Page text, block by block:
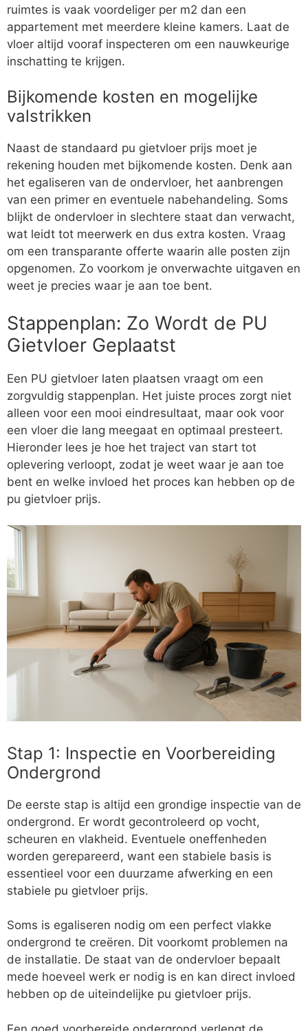
ruimtes is vaak voordeliger per m2 dan een
appartement met meerdere kleine kamers. Laat de
vloer altijd vooraf inspecteren om een nauwkeurige
inschatting te krijgen.
Bijkomende kosten en mogelijke
valstrikken
Naast de standaard pu gietvloer prijs moet je
rekening houden met bijkomende kosten. Denk aan
het egaliseren van de ondervloer, het aanbrengen
van een primer en eventuele nabehandeling. Soms
blijkt de ondervloer in slechtere staat dan verwacht,
wat leidt tot meerwerk en dus extra kosten. Vraag
om een transparante offerte waarin alle posten zijn
opgenomen. Zo voorkom je onverwachte uitgaven en
weet je precies waar je aan toe bent.
Stappenplan: Zo Wordt de PU
Gietvloer Geplaatst
Een PU gietvloer laten plaatsen vraagt om een
zorgvuldig stappenplan. Het juiste proces zorgt niet
alleen voor een mooi eindresultaat, maar ook voor
een vloer die lang meegaat en optimaal presteert.
Hieronder lees je hoe het traject van start tot
oplevering verloopt, zodat je weet waar je aan toe
bent en welke invloed het proces kan hebben op de
pu gietvloer prijs.
Stap 1: Inspectie en Voorbereiding
Ondergrond
De eerste stap is altijd een grondige inspectie van de
ondergrond. Er wordt gecontroleerd op vocht,
scheuren en vlakheid. Eventuele oneffenheden
worden gerepareerd, want een stabiele basis is
essentieel voor een duurzame afwerking en een
stabiele pu gietvloer prijs.
Soms is egaliseren nodig om een perfect vlakke
ondergrond te creëren. Dit voorkomt problemen na
de installatie. De staat van de ondervloer bepaalt
mede hoeveel werk er nodig is en kan direct invloed
hebben op de uiteindelijke pu gietvloer prijs.